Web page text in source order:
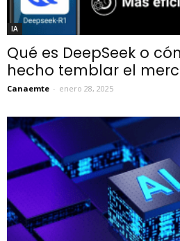
IA
Qué es DeepSeek o
hecho temblar el
Canaemte - enero 28, 2025